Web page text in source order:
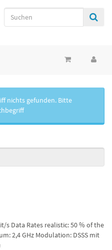
nichts gefunden. Bitte
s Data Rates realistic: 50 % of the
2,4 GHz Modulation: DSSS mit